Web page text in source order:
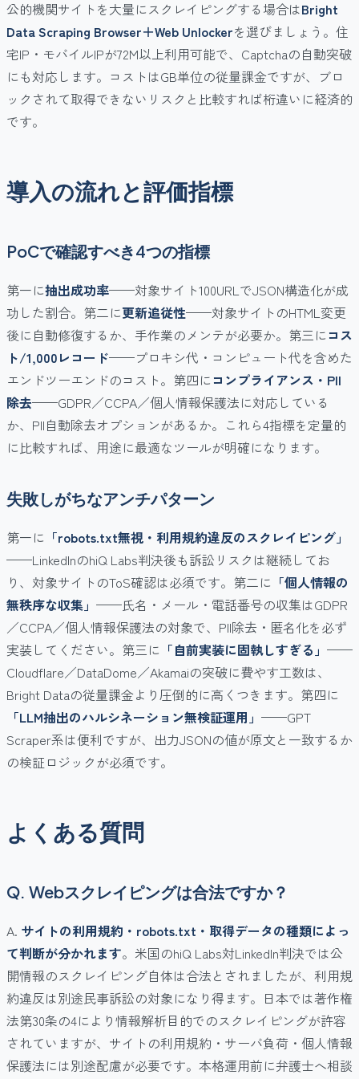
公的機関サイトを大量にスクレイピングする場合はBright
Data Scraping Browser＋Web Unlockerを選びましょう。住
宅IP・モバイルIPが72M以上利用可能で、Captchaの自動突破
にも対応します。コストはGB単位の従量課金ですが、ブロ
ックされて取得できないリスクと比較すれば桁違いに経済的
です。
導入の流れと評価指標
PoCで確認すべき4つの指標
第一に抽出成功率——対象サイト100URLでJSON構造化が成
功した割合。第二に更新追従性——対象サイトのHTML変更
後に自動修復するか、手作業のメンテが必要か。第三に コス
ト/1,000レコード——プロキシ代・コンピュート代を含めた
エンドツーエンドのコスト。第四に コンプライアンス・PII
除去——GDPR／CCPA／個人情報保護法に対応している
か、PII自動除去オプションがあるか。これら4指標を定量的
に比較すれば、用途に最適なツールが明確になります。
失敗しがちなアンチパターン
第一に 「robots.txt無視・利用規約違反のスクレイピング」
——LinkedInのhiQ Labs判決後も訴訟リスクは継続してお
り、対象サイトのToS確認は必須です。第二に 「個人情報の
無秩序な収集」 ——氏名・メール・電話番号の収集はGDPR
／CCPA／個人情報保護法の対象で、PII除去・匿名化を必ず
実装してください。第三に 「自前実装に固執しすぎる」 ——
Cloudflare／DataDome／Akamaiの突破に費やす工数は、
Bright Dataの従量課金より圧倒的に高くつきます。第四に
「LLM抽出のハルシネーション無検証運用」 ——GPT
Scraper系は便利ですが、出力JSONの値が原文と一致するか
の検証ロジックが必須です。
よくある質問
Q. Webスクレイピングは合法ですか？
A. サイトの利用規約・robots.txt・取得データの種類によっ
て判断が分かれます。米国のhiQ Labs対LinkedIn判決では公
開情報のスクレイピング自体は合法とされましたが、利用規
約違反は別途民事訴訟の対象になり得ます。日本では著作権
法第30条の4により情報解析目的でのスクレイピングが許容
されていますが、サイトの利用規約・サーバ負荷・個人情報
保護法には別途配慮が必要です。本格運用前に弁護士へ相談